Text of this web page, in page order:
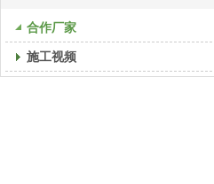
合作厂家
施工视频